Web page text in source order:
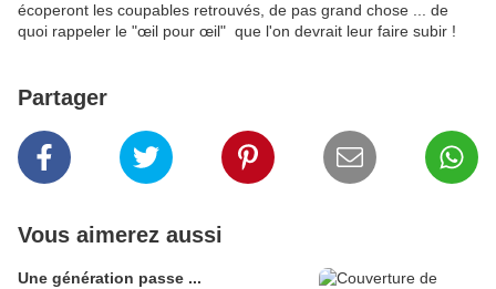
écoperont les coupables retrouvés, de pas grand chose ... de
quoi rappeler le "œil pour œil" que l'on devrait leur faire subir !
Partager
Vous aimerez aussi
Une génération passe ...